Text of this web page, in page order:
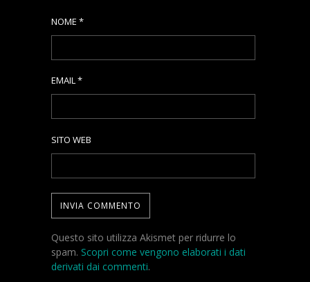
NOME *
EMAIL*
SITO WEB
Questo sito utilizza Akismet per ridurre lo
spam. Scopri come vengono elaborati i dati
derivati dai commenti.